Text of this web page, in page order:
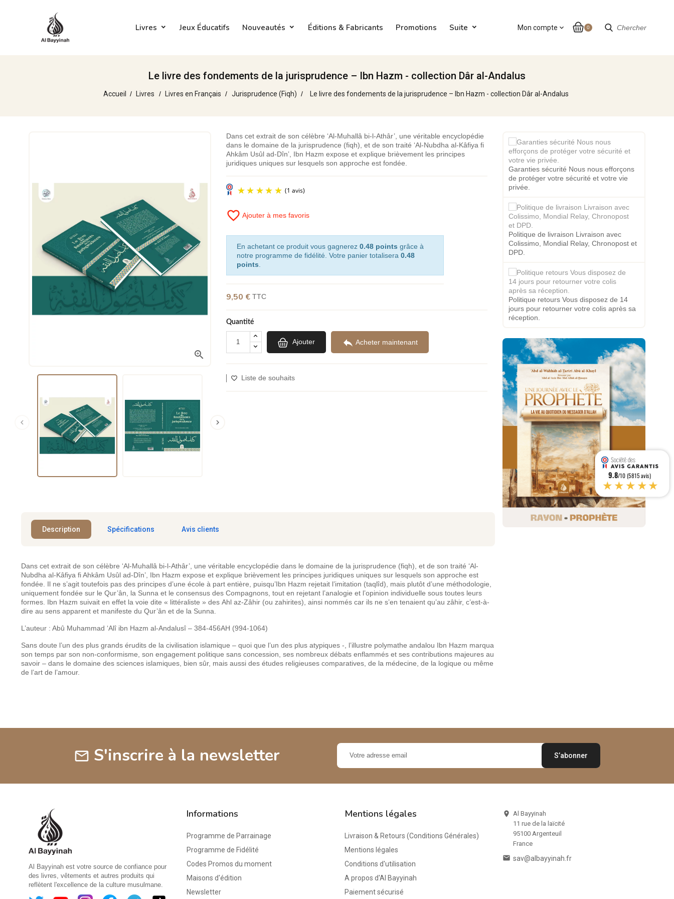
Chercher
Livres Jeux Éducatifs Nouveautés Éditions & Fabricants Promotions Suite 0
Mon compte expand_more
Le livre des fondements de la jurisprudence – Ibn Hazm - collection Dâr al-Andalus
Accueil Livres Livres en Français Jurisprudence (Fiqh) Le livre des fondements de la jurisprudence – Ibn Hazm - collection Dâr al-Andalus

 
Dans cet extrait de son célèbre ‘Al-Muhallâ bi-l-Athâr’, une véritable encyclopédie
dans le domaine de la jurisprudence (fiqh), et de son traité ‘Al-Nubdha al-Kâfiya fi
Ahkâm Usûl ad-Dîn’, Ibn Hazm expose et explique brièvement les principes
juridiques uniques sur lesquels son approche est fondée.
favorite_border Ajouter à mes favoris
En achetant ce produit vous gagnerez 0.48 points grâce à
notre programme de fidélité. Votre panier totalisera 0.48
points
9,50 €TTC
Quantité
Ajouter  Acheter maintenant
Liste de souhaits
Description Spécifications Avis clients
Dans cet extrait de son célèbre ‘Al-Muhallâ bi-l-Athâr’, une véritable encyclopédie dans le domaine de la jurisprudence (fiqh), et de son traité ‘Al-
Nubdha al-Kâfiya fi Ahkâm Usûl ad-Dîn’, Ibn Hazm expose et explique brièvement les principes juridiques uniques sur lesquels son approche est
fondée. Il ne s’agit toutefois pas des principes d’une école à part entière, puisqu’Ibn Hazm rejetait l’imitation (taqlîd), mais plutôt d’une méthodologie,
uniquement fondée sur le Qur’ân, la Sunna et le consensus des Compagnons, tout en rejetant l’analogie et l’opinion individuelle sous toutes leurs
formes. Ibn Hazm suivait en effet la voie dite « littéraliste » des Ahl az-Zâhir (ou zahirites), ainsi nommés car ils ne s’en tenaient qu’au zâhir, c’est-à-
dire au sens apparent et manifeste du Qur’ân et de la Sunna.
L’auteur : Abû Muhammad ‘Alî ibn Hazm al-Andalusî – 384-456AH (994-1064)
Sans doute l’un des plus grands érudits de la civilisation islamique – quoi que l’un des plus atypiques -, l’illustre polymathe andalou Ibn Hazm marqua
son temps par son non-conformisme, son engagement politique sans concession, ses nombreux débats enflammés et ses contributions majeures au
savoir – dans le domaine des sciences islamiques, bien sûr, mais aussi des études religieuses comparatives, de la médecine, de la logique ou même
de l’art de l’amour.
Garanties sécurité Nous nous efforçons
de protéger votre sécurité et votre vie
privée.
Politique de livraison Livraison avec
Colissimo, Mondial Relay, Chronopost et
DPD.
Politique retours Vous disposez de 14
jours pour retourner votre colis après sa
réception.
mail S'inscrire à la newsletter
Al Bayyinah est votre source de confiance pour
des livres, vêtements et autres produits qui
reflètent l'excellence de la culture musulmane.
Informations
Programme de Parrainage
Programme de Fidélité
Codes Promos du moment
Maisons d'édition
Newsletter
Mentions légales
Livraison & Retours (Conditions Générales)
Mentions légales
Conditions d'utilisation
A propos d'Al Bayyinah
Paiement sécurisé
 Al Bayyinah
11 rue de la laïcité
95100 Argenteuil
France
 sav@albayyinah.fr
9.8/10 (5815 avis)
★★★★★